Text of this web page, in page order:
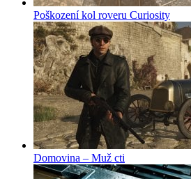
Poškození kol roveru Curiosity
Domovina – Muž cti